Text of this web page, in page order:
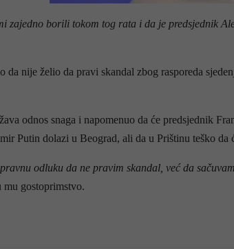
zajedno borili tokom tog rata i da je predsjednik
da nije želio da pravi skandal zbog rasporeda
odnos snaga i napomenuo da će predsjednik
Putin dolazi u Beograd, ali da u Prištinu teško da
odluku da ne pravim skandal, već da
mu gostoprimstvo.